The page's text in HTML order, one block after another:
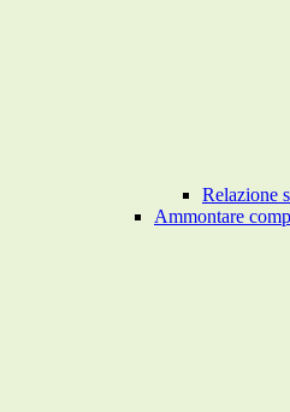
Relazione
Ammontare